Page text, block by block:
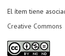
El ítem tiene
Creative Commons